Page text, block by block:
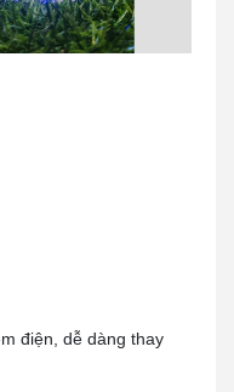
điện, dễ dàng thay